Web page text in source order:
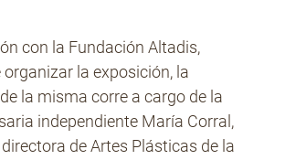
con la Fundación Altadis,
la exposición, la
la misma corre a cargo de la
independiente María Corral,
de Artes Plásticas de la